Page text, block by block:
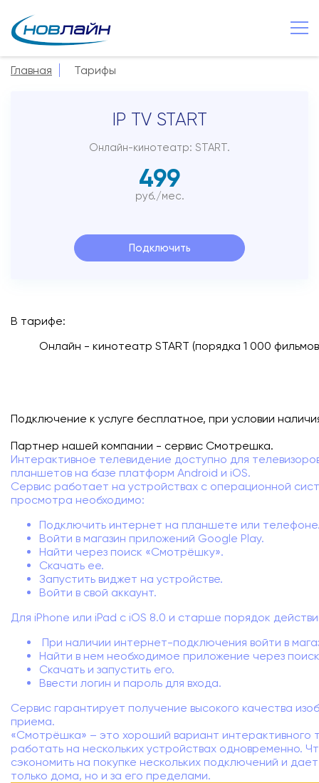
Великий Новгород
Зона охвата
Подключиться
Главная Тарифы
IP TV START
Онлайн-кинотеатр: START.
499
руб./мес.
Подключить
В тарифе:
Онлайн - кинотеатр START (порядка 1 000
Подключение к услуге бесплатное, при условии
Партнер нашей компании - сервис Смотрешка.
Интерактивное телевидение доступно для
планшетов на базе платформ Android и iOS.
Сервис работает на устройствах с операционной
просмотра необходимо:
Подключить интернет на планшете или
Войти в магазин приложений Google Play.
Найти через поиск «Смотрёшку».
Скачать ее.
Запустить виджет на устройстве.
Войти в свой аккаунт.
Для iPhone или iPad с iOS 8.0 и старше порядок
При наличии интернет-подключения войти в
Найти в нем необходимое приложение через
Скачать и запустить его.
Ввести логин и пароль для входа.
Сервис гарантирует получение высокого качества
приема.
«Смотрёшка» – это хороший вариант интерактивного
работать на нескольких устройствах одновременно.
сэкономить на покупке нескольких подключений и
только дома, но и за его пределами.